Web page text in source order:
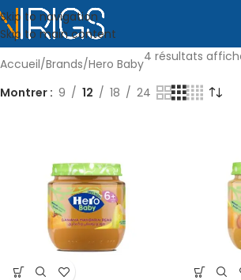
Skip to navigation
Skip to main content
Accueil Brands Hero Baby4 résultats
Montrer 9 12 18 24